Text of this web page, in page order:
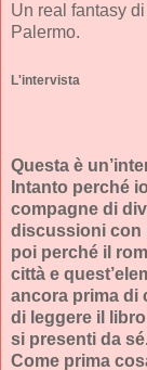
Un real fantasy
Palermo.
L'intervista
Questa è
Intanto perché
compagne di
discussioni con
poi perché il
città e
ancora prima di
di leggere il
si presenti da
Come prima